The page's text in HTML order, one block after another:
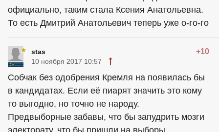
официально, таким стала Ксения Анатольевна.
То есть Дмитрий Анатольевич теперь уже о-го-го
stas +10
10 ноября 2017 10:57
Собчак без одобрения Кремля на появилась бы
в кандидатах. Если её пиарят значить это кому
то выгодно, но точно не народу.
Предвыборные забавы, что бы запудрить мозги
электорату, что бы пришли на выборы.